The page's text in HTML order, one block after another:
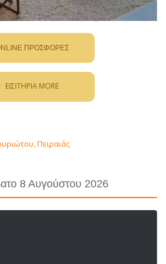
ΕΙΣΙΤΗΡΙΑ MORE
Πειραιάς
8 Αυγούστου 2026